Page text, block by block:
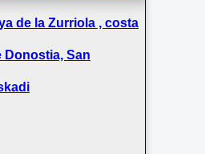
de la Zurriola , costa
Donostia, San